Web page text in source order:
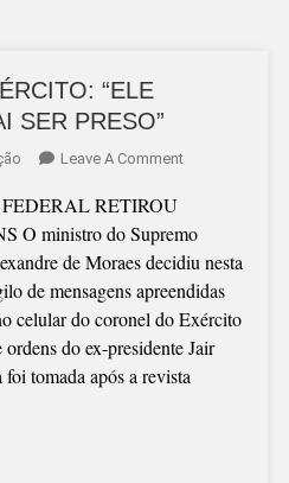
“ELE
SER PRESO”
Leave A CommentOn
EXÉRCITO:
“ELE
(BOLSONARO)
VAI
SER
PRESO”
RETIROU
O ministro do Supremo
de Moraes decidiu nesta
de mensagens apreendidas
celular do coronel do Exército
do ex-presidente Jair
tomada após a revista